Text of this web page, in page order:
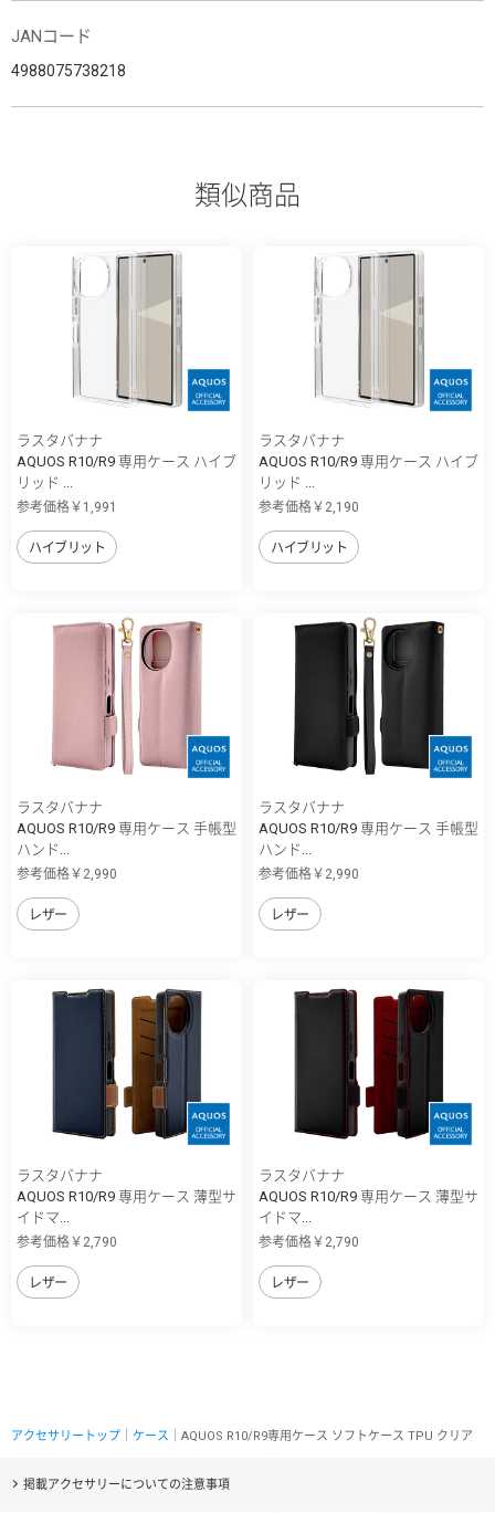
JANコード
4988075738218
類似商品
ラスタバナナ
AQUOS R10/R9 専用ケース ハイブ
リッド ...
参考価格￥1,991
ハイブリット
ラスタバナナ
AQUOS R10/R9 専用ケース ハイブ
リッド ...
参考価格￥2,190
ハイブリット
ラスタバナナ
AQUOS R10/R9 専用ケース 手帳型
ハンド...
参考価格￥2,990
レザー
ラスタバナナ
AQUOS R10/R9 専用ケース 手帳型
ハンド...
参考価格￥2,990
レザー
ラスタバナナ
AQUOS R10/R9 専用ケース 薄型サ
イドマ...
参考価格￥2,790
レザー
ラスタバナナ
AQUOS R10/R9 専用ケース 薄型サ
イドマ...
参考価格￥2,790
レザー
アクセサリートップ ケース ｜AQUOS R10/R9専用ケース ソフトケース TPU クリア
掲載アクセサリーについての注意事項